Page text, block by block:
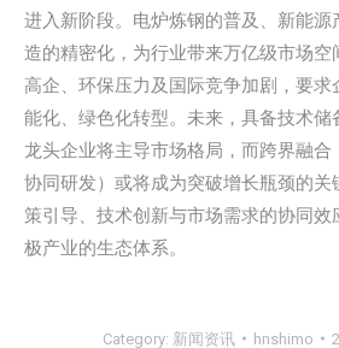
进入新阶段。电炉炼钢的普及、新能源
造的精密化，为行业带来万亿级市场空
高企、环保压力及国际竞争加剧，要求
能化、绿色化转型。未来，具备技术储
龙头企业将主导市场格局，而跨界融合
协同研发）或将成为突破增长瓶颈的关
策引导、技术创新与市场需求的协同
极产业的生态体系。
Category: 新闻资讯 hnshimo